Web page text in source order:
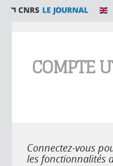
COMPTE
Connectez-vous
les fonctionnalités